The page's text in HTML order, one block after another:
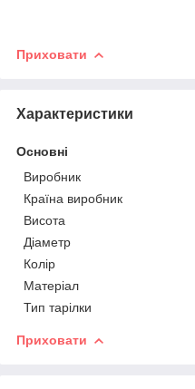
Приховати
Характеристики
Основні
Виробник
Країна виробник
Висота
Діаметр
Колір
Матеріал
Тип тарілки
Приховати